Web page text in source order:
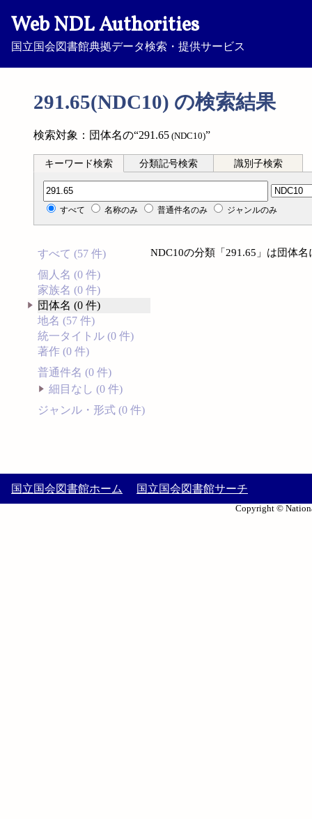
Web NDL Authorities
国立国会図書館典拠データ検索・提供サービス
291.65(NDC10) の検索結果
検索対象：団体名の“291.65 (NDC10)”
キーワード検索 分類記号検索 識別子検索
分類記号検索
すべて 名称のみ 普通件名のみ ジャンルのみ
すべて (57 件)
個人名 (0 件)
家族名 (0 件)
団体名 (0 件)
地名 (57 件)
統一タイトル (0 件)
著作 (0 件)
普通件名 (0 件)
細目なし (0 件)
ジャンル・形式 (0 件)
NDC10の分類「291.65」は団体
国立国会図書館ホーム 国立国会図書館サーチ
Copyright ©